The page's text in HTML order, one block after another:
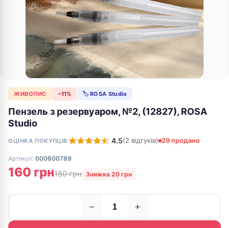
ЖИВОПИС −11% 🏷 ROSA Studio
Пензель з резервуаром, №2, (12827), ROSA
Studio
ОЦІНКА ПОКУПЦІВ 4.5(2 відгуків) 29 продано
Артикул: 000600789
160 грн180 грн Знижка 20 грн
− +